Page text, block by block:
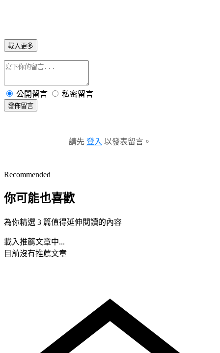
載入更多
公開留言 私密留言
發佈留言
請先 登入 以發表留言。
Recommended
你可能也喜歡
為你精選 3 篇值得延伸閱讀的內容
載入推薦文章中...
目前沒有推薦文章